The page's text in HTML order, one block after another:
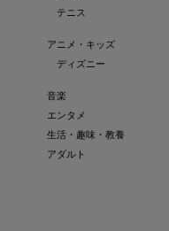
テニス
アニメ・キッズ
ディズニー
音楽
エンタメ
生活・趣味・教養
アダルト